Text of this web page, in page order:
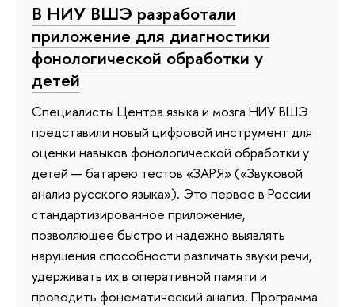
В НИУ ВШЭ разработали
приложение для диагностики
фонологической обработки у
детей
Специалисты Центра языка и мозга НИУ ВШЭ
представили новый цифровой инструмент для
оценки навыков фонологической обработки у
детей — батарею тестов «ЗАРЯ» («Звуковой
анализ русского языка»). Это первое в России
стандартизированное приложение,
позволяющее быстро и надежно выявлять
нарушения способности различать звуки речи,
удерживать их в оперативной памяти и
проводить фонематический анализ. Программа